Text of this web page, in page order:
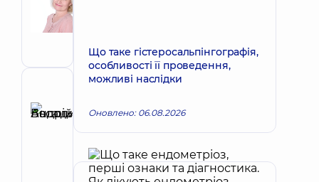
Лікар
з
ультразвукової
Басацький
Хірург
ендоваскулярний
Запис до лікаря
Що таке гістеросальпінгографія,
особливості її проведення,
можливі наслідки
Оновлено: 06.08.2026